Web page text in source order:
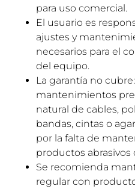
para uso comercial.
El usuario es
ajustes y
necesarios para el
del equipo.
La garantía no
mantenimientos
natural de cables,
bandas, cintas o
por la falta de
productos abrasivos
Se recomienda
regular con